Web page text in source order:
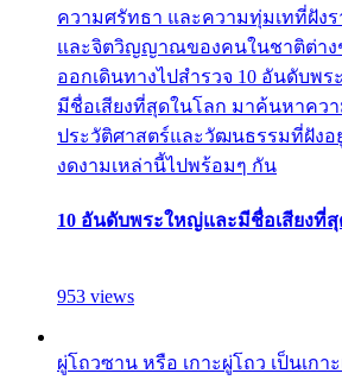
ความศรัทธา และความทุ่มเทที่ฝัง
และจิตวิญญาณของคนในชาติต่าง
ออกเดินทางไปสำรวจ 10 อันดับพ
มีชื่อเสียงที่สุดในโลก มาค้นหาคว
ประวัติศาสตร์และวัฒนธรรมที่ฝังอ
งดงามเหล่านี้ไปพร้อมๆ กัน
10 อันดับพระใหญ่และมีชื่อเสียงที่
953 views
ผู่โถวซาน หรือ เกาะผู่โถว เป็นเกา